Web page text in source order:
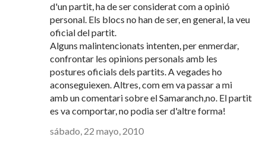
d'un partit, ha de ser considerat com a opinió
personal. Els blocs no han de ser, en general, la veu
oficial del partit.
Alguns malintencionats intenten, per enmerdar,
confrontar les opinions personals amb les
postures oficials dels partits. A vegades ho
aconseguiexen. Altres, com em va passar a mi
amb un comentari sobre el Samaranch,no. El partit
es va comportar, no podia ser d'altre forma!
sábado, 22 mayo, 2010